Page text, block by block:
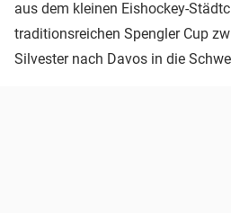
aus dem kleinen Eishockey-
traditionsreichen Spengler Cup
Silvester nach Davos in die